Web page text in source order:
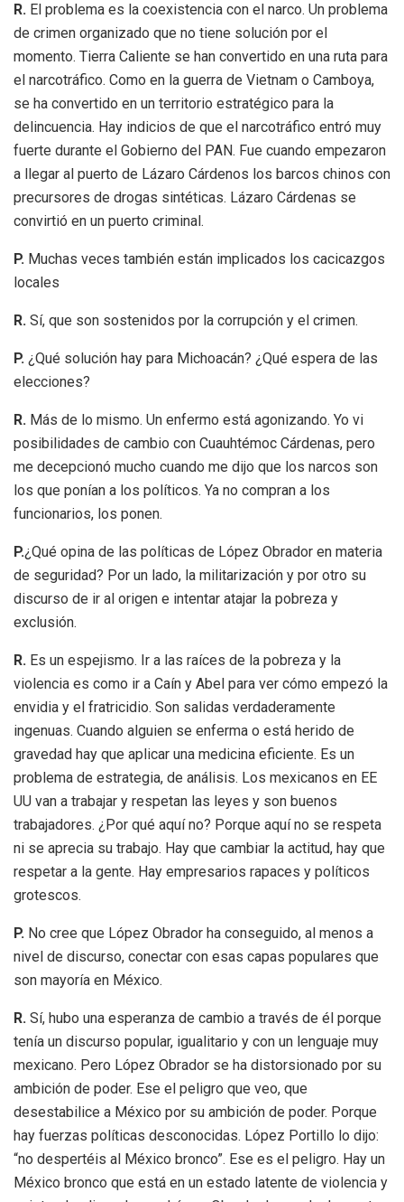
R. El problema es la coexistencia con el narco. Un problema
de crimen organizado que no tiene solución por el
momento. Tierra Caliente se han convertido en una ruta para
el narcotráfico. Como en la guerra de Vietnam o Camboya,
se ha convertido en un territorio estratégico para la
delincuencia. Hay indicios de que el narcotráfico entró muy
fuerte durante el Gobierno del PAN. Fue cuando empezaron
a llegar al puerto de Lázaro Cárdenos los barcos chinos con
precursores de drogas sintéticas. Lázaro Cárdenas se
convirtió en un puerto criminal.
P. Muchas veces también están implicados los cacicazgos
locales
R. Sí, que son sostenidos por la corrupción y el crimen.
P. ¿Qué solución hay para Michoacán? ¿Qué espera de las
elecciones?
R. Más de lo mismo. Un enfermo está agonizando. Yo vi
posibilidades de cambio con Cuauhtémoc Cárdenas, pero
me decepcionó mucho cuando me dijo que los narcos son
los que ponían a los políticos. Ya no compran a los
funcionarios, los ponen.
P.¿Qué opina de las políticas de López Obrador en materia
de seguridad? Por un lado, la militarización y por otro su
discurso de ir al origen e intentar atajar la pobreza y
exclusión.
R. Es un espejismo. Ir a las raíces de la pobreza y la
violencia es como ir a Caín y Abel para ver cómo empezó la
envidia y el fratricidio. Son salidas verdaderamente
ingenuas. Cuando alguien se enferma o está herido de
gravedad hay que aplicar una medicina eficiente. Es un
problema de estrategia, de análisis. Los mexicanos en EE
UU van a trabajar y respetan las leyes y son buenos
trabajadores. ¿Por qué aquí no? Porque aquí no se respeta
ni se aprecia su trabajo. Hay que cambiar la actitud, hay que
respetar a la gente. Hay empresarios rapaces y políticos
grotescos.
P. No cree que López Obrador ha conseguido, al menos a
nivel de discurso, conectar con esas capas populares que
son mayoría en México.
R. Sí, hubo una esperanza de cambio a través de él porque
tenía un discurso popular, igualitario y con un lenguaje muy
mexicano. Pero López Obrador se ha distorsionado por su
ambición de poder. Ese el peligro que veo, que
desestabilice a México por su ambición de poder. Porque
hay fuerzas políticas desconocidas. López Portillo lo dijo:
“no despertéis al México bronco”. Ese es el peligro. Hay un
México bronco que está en un estado latente de violencia y